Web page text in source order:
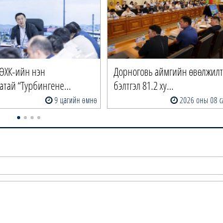
ийн нэн
“Турбингене…
9 цагийн өмнө
Дорноговь аймгийн
бэлтгэл 81.2 ху…
2026 оны 08